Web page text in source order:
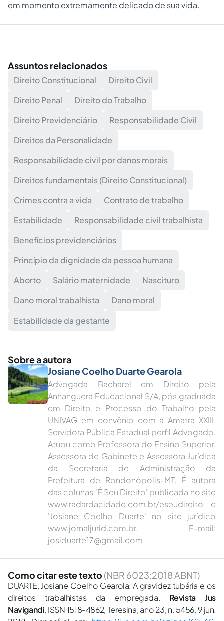
em momento extremamente delicado de sua vida.
Assuntos relacionados
Direito Constitucional
Direito Civil
Direito Penal
Direito do Trabalho
Direito Previdenciário
Responsabilidade Civil
Direitos da Personalidade
Responsabilidade civil por danos morais
Direitos fundamentais (Direito Constitucional)
Crimes contra a vida
Contrato de trabalho
Estabilidade
Responsabilidade civil trabalhista
Benefícios previdenciários
Princípio da dignidade da pessoa humana
Aborto
Salário maternidade
Nascituro
Dano moral trabalhista
Dano moral
Estabilidade da gestante
Sobre a autora
Josiane Coelho Duarte Gearola
Advogada Bacharel em Direito pela
Anhanguera Educacional S/A, pós graduada
em Direito e Processo do Trabalho pela
UNIVAG em convênio com a Amatra XXIII,
Servidora Pública Estadual perfil Advogado.
Atuou como Professora do Ensino Superior,
Assessora de Gabinete e Assessora Jurídica
da Secretaria de Administração da
Prefeitura de Rondonópolis-MT. É autora
das colunas 'É Seu Direito' publicada no site
www.radardacidade.com.br/eseudireito e
'Josiane Coelho Duarte' no site jurídico
www.jornaljurid.com.br. E-mail:
josiduarte17@gmail.com
Como citar este texto (NBR 6023:2018 ABNT)
DUARTE, Josiane Coelho Gearola. A gravidez tubária e os
direitos trabalhistas da empregada. Revista Jus
Navigandi, ISSN 1518-4862, Teresina, ano 23, n. 5456, 9 jun.